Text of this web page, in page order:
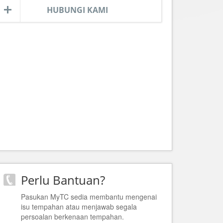
HUBUNGI KAMI
Perlu Bantuan?
Pasukan MyTC sedia membantu mengenai
isu tempahan atau menjawab segala
persoalan berkenaan tempahan.